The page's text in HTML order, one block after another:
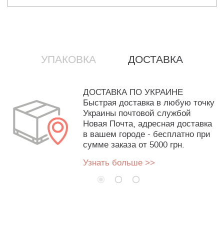
УПАКОВКА ДОСТАВКА
ДОСТАВКА ПО УКРАИНЕ
Быстрая доставка в любую точку
Украины почтовой службой
Новая Почта, адресная доставка
в вашем городе - бесплатно при
сумме заказа от 5000 грн.
Узнать больше >>